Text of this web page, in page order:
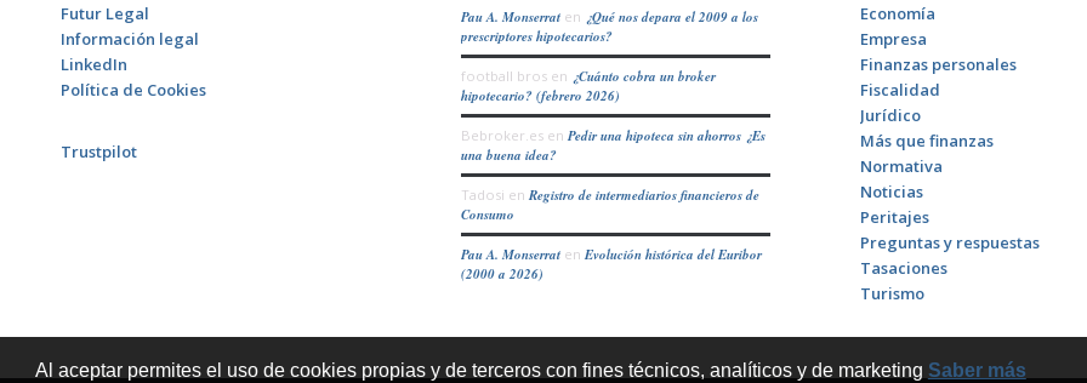
Al aceptar permites el uso de cookies propias y de terceros con fines técnicos, analíticos y de marketing Saber más
Futur Legal
Información legal
LinkedIn
Política de Cookies
Trustpilot
Pau A. Monserraten ¿Qué nos depara el 2009 a los
prescriptores hipotecarios?
football brosen ¿Cuánto cobra un broker
hipotecario? (febrero 2026)
Bebroker.esen Pedir una hipoteca sin ahorros ¿Es
una buena idea?
Tadosi en Registro de intermediarios financieros de
Consumo
Pau A. Monserraten Evolución histórica del Euribor
(2000 a 2026)
Economía
Empresa
Finanzas personales
Fiscalidad
Jurídico
Más que finanzas
Normativa
Noticias
Peritajes
Preguntas y respuestas
Tasaciones
Turismo